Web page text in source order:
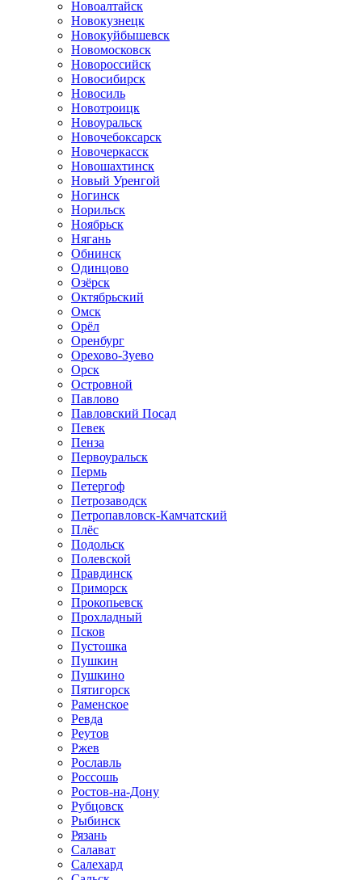
Новоалтайск
Новокузнецк
Новокуйбышевск
Новомосковск
Новороссийск
Новосибирск
Новосиль
Новотроицк
Новоуральск
Новочебоксарск
Новочеркасск
Новошахтинск
Новый Уренгой
Ногинск
Норильск
Ноябрьск
Нягань
Обнинск
Одинцово
Озёрск
Октябрьский
Омск
Орёл
Оренбург
Орехово-Зуево
Орск
Островной
Павлово
Павловский Посад
Певек
Пенза
Первоуральск
Пермь
Петергоф
Петрозаводск
Петропавловск-Камчатский
Плёс
Подольск
Полевской
Правдинск
Приморск
Прокопьевск
Прохладный
Псков
Пустошка
Пушкин
Пушкино
Пятигорск
Раменское
Ревда
Реутов
Ржев
Рославль
Россошь
Ростов-на-Дону
Рубцовск
Рыбинск
Рязань
Салават
Салехард